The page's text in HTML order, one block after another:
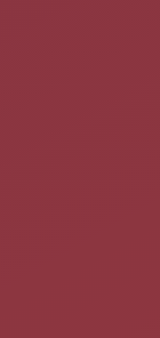
Blog Linux. Mention
ménage parfait. Il
n'ont pas été